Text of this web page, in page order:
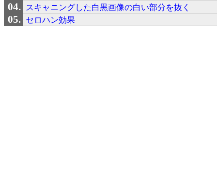
スキャニングした白黒画像の白い部分を抜く
セロハン効果